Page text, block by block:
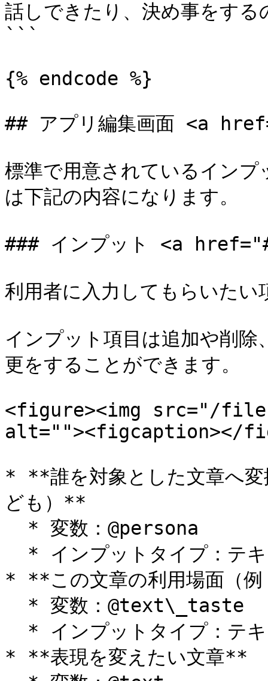
話しできたり、決め事をする
```
{% endcode %}
## アプリ編集画面 <a
標準で用意されているインプ
は下記の内容になります。
### インプット <a
利用者に入力してもらいた
インプット項目は追加や削
更をすることができます。
<figure><img src="/files/
alt=""><figcaption></
* **誰を対象とした文章へ変
ども）**
* **この文章の利用場面（例
* **表現を変えたい文章**